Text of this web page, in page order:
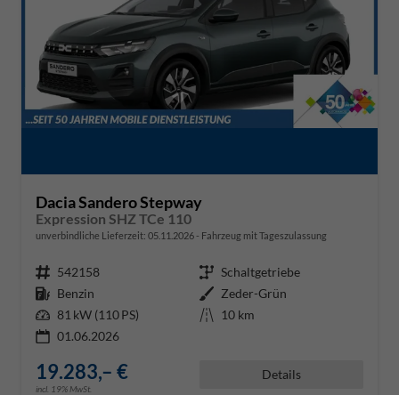
Dacia Sandero Stepway
Expression SHZ TCe 110
unverbindliche Lieferzeit: 05.11.2026 Fahrzeug mit Tageszulassung
Fahrzeugnr. 542158 Getriebe Schaltgetriebe
Kraftstoff Benzin Außenfarbe Zeder-Grün
Leistung 81 kW (110 PS) Kilometerstand 10 km
01.06.2026
19.283,– €
incl. 19% MwSt.
Details